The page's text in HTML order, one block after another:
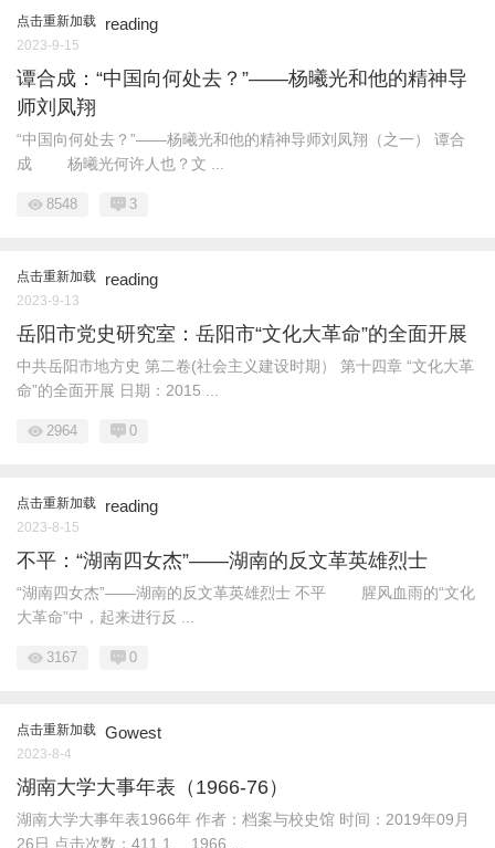
点击重新加载 reading
2023-9-15
谭合成：“中国向何处去？”——杨曦光和他的精神导
师刘凤翔
“中国向何处去？”——杨曦光和他的精神导师刘凤翔（之一） 谭合
成 杨曦光何许人也？文 ...
8548 3
点击重新加载 reading
2023-9-13
岳阳市党史研究室：岳阳市“文化大革命”的全面开展
中共岳阳市地方史 第二卷(社会主义建设时期） 第十四章 “文化大革
命”的全面开展 日期：2015 ...
2964 0
点击重新加载 reading
2023-8-15
不平：“湖南四女杰”——湖南的反文革英雄烈士
“湖南四女杰”——湖南的反文革英雄烈士 不平 腥风血雨的“文化
大革命”中，起来进行反 ...
3167 0
点击重新加载 Gowest
2023-8-4
湖南大学大事年表（1966-76）
湖南大学大事年表1966年 作者：档案与校史馆 时间：2019年09月
26日 点击次数：411 1、 1966 ...